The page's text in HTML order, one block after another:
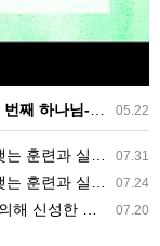
05.22
― 기도의 사람(8)
07.31
을 가정으로 가져감
07.24
의 필요성과 전망
07.20
도나무와 새 아이의 기능